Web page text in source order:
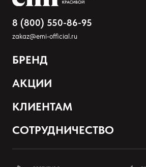
8 (800) 550-86-95
zakaz@emi-official.ru
БРЕНД
Продукция
АКЦИИ
Sale
Программа лояльности
КЛИЕНТАМ
Оплата и доставка
СОТРУДНИЧЕСТВО
Стать партнером EMI